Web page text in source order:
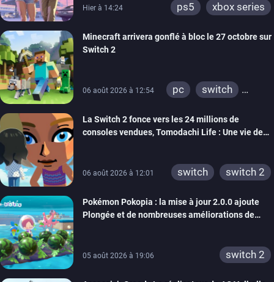
Hier à 14:24 ps5 xbox series
Minecraft arrivera gonflé à bloc le 27 octobre sur
Switch 2
06 août 2026 à 12:54 pc
switch
xbox one
wiiu
3ds
ps3
switch 2
La Switch 2 fonce vers les 24 millions de
consoles vendues, Tomodachi Life : Une vie de
06 août 2026 à 12:01 switch switch 2
Pokémon Pokopia : la mise à jour 2.0.0 ajoute
Plongée et de nombreuses améliorations de
05 août 2026 à 19:06 switch 2